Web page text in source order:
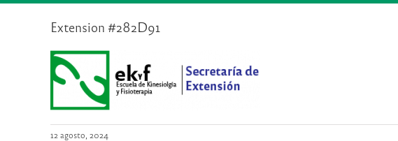
Extension #282D91
12 agosto, 2024